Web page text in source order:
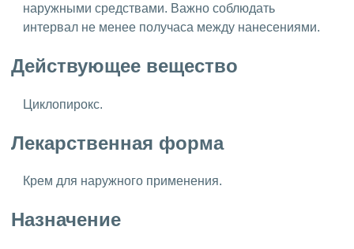
наружными средствами. Важно соблюдать
интервал не менее получаса между нанесениями.
Действующее вещество
Циклопирокс.
Лекарственная форма
Крем для наружного применения.
Назначение